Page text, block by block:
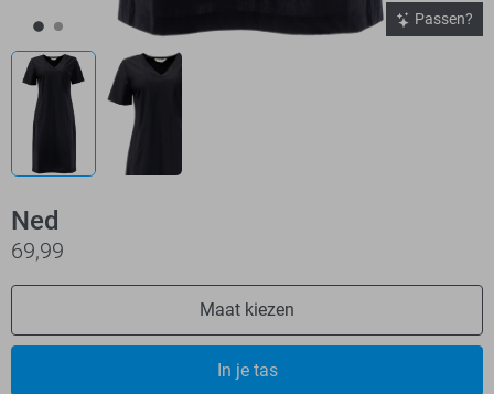
Passen?
Ned
69,99
Maat kiezen
In je tas